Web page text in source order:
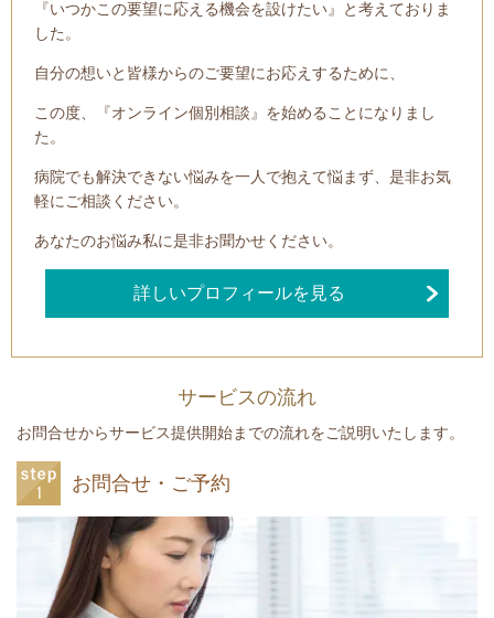
『いつかこの要望に応える機会を設けたい』と考えておりま
した。
自分の想いと皆様からのご要望にお応えするために、
この度、『オンライン個別相談』を始めることになりまし
た。
病院でも解決できない悩みを一人で抱えて悩まず、是非お気
軽にご相談ください。
あなたのお悩み私に是非お聞かせください。
詳しいプロフィールを見る
サービスの流れ
お問合せからサービス提供開始までの流れをご説明いたします。
お問合せ・ご予約